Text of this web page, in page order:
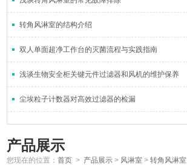
转角风淋室的结构介绍
双人单面超净工作台的灭菌流程与实践指南
浅谈生物安全柜关键元件过滤器和风机的维护保养
尘埃粒子计数器对高效过滤器的检漏
产品展示
您现在的位置：首页 > 产品展示 > 风淋室 >转角风淋室